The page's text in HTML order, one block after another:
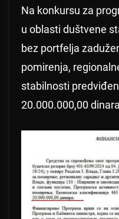
Na konkursu za
u oblasti duštvene
bez portfelja
pomirenja,
stabilnosti
20.000.000,00